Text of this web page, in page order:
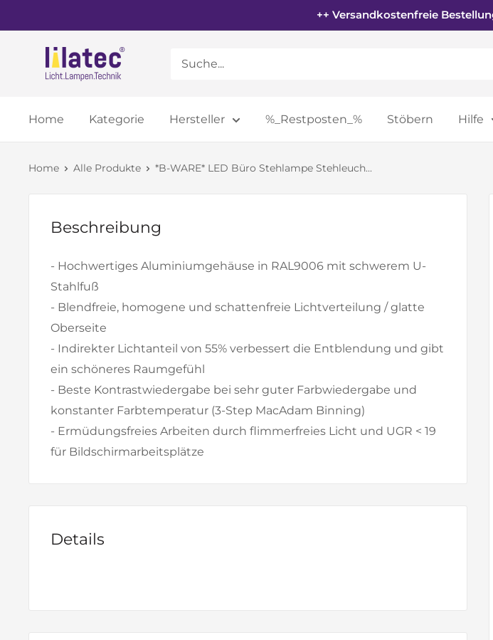
zum
++ Versandkostenfreie
elektro-
deals.de
Home Kategorie Hersteller %_Restposten_% Stöbern Hilfe
Home Alle Produkte *B-WARE* LED Büro Stehlampe Stehleuch...
Beschreibung
- Hochwertiges Aluminiumgehäuse in RAL9006 mit schwerem U-
Stahlfuß
- Blendfreie, homogene und schattenfreie Lichtverteilung / glatte
Oberseite
- Indirekter Lichtanteil von 55% verbessert die Entblendung und gibt
ein schöneres Raumgefühl
- Beste Kontrastwiedergabe bei sehr guter Farbwiedergabe und
konstanter Farbtemperatur (3-Step MacAdam Binning)
- Ermüdungsfreies Arbeiten durch flimmerfreies Licht und UGR < 19
für Bildschirmarbeitsplätze
Details